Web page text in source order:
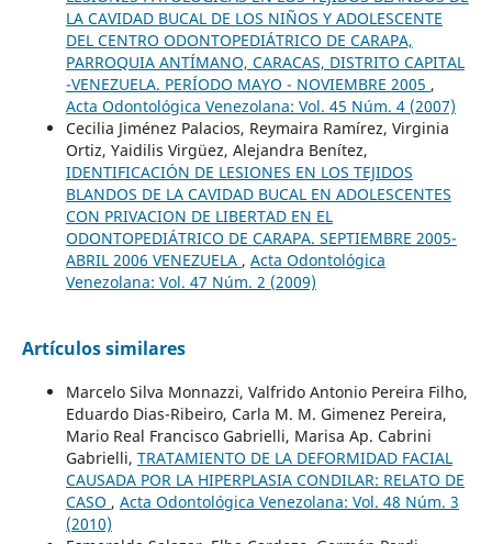
LA CAVIDAD BUCAL DE LOS NIÑOS Y ADOLESCENTE
DEL CENTRO ODONTOPEDIÁTRICO DE CARAPA,
PARROQUIA ANTÍMANO, CARACAS, DISTRITO CAPITAL
-VENEZUELA. PERÍODO MAYO - NOVIEMBRE 2005 ,
Acta Odontológica Venezolana: Vol. 45 Núm. 4 (2007)
Cecilia Jiménez Palacios, Reymaira Ramírez, Virginia
Ortiz, Yaidilis Virgüez, Alejandra Benítez,
IDENTIFICACIÓN DE LESIONES EN LOS TEJIDOS
BLANDOS DE LA CAVIDAD BUCAL EN ADOLESCENTES
CON PRIVACION DE LIBERTAD EN EL
ODONTOPEDIÁTRICO DE CARAPA. SEPTIEMBRE 2005-
ABRIL 2006 VENEZUELA , Acta Odontológica
Venezolana: Vol. 47 Núm. 2 (2009)
Artículos similares
Marcelo Silva Monnazzi, Valfrido Antonio Pereira Filho,
Eduardo Dias-Ribeiro, Carla M. M. Gimenez Pereira,
Mario Real Francisco Gabrielli, Marisa Ap. Cabrini
Gabrielli, TRATAMIENTO DE LA DEFORMIDAD FACIAL
CAUSADA POR LA HIPERPLASIA CONDILAR: RELATO DE
CASO , Acta Odontológica Venezolana: Vol. 48 Núm. 3
(2010)